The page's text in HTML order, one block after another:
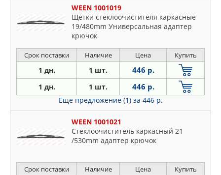
WEEN 1001019
Щётки стеклоочистителя каркасные
19/480mm Универсальная адаптер
крючок
Срок поставки Наличие Цена Купить
1 дн. 1 шт. 446 р.
1 дн. 1 шт. 446 р.
Еще предложение (1) за 446 р.
WEEN 1001021
Стеклоочиститель каркасный 21
/530mm адаптер крючок
Срок поставки Наличие Цена Купить